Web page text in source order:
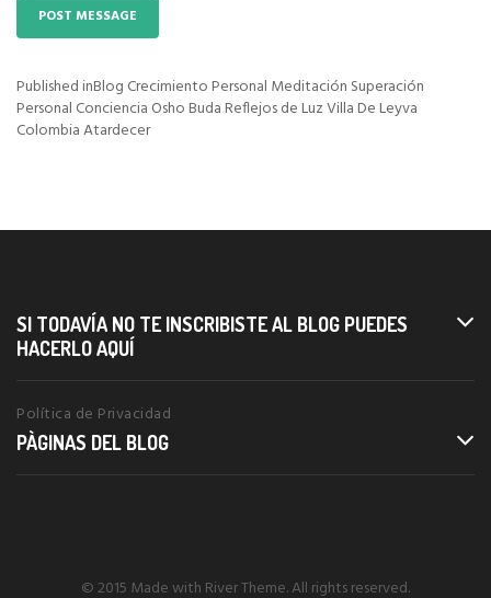
Navigazione
articoli
Published inBlog Crecimiento Personal Meditación Superación
Personal Conciencia Osho Buda Reflejos de Luz Villa De Leyva
Colombia Atardecer
SI TODAVÍA NO TE INSCRIBISTE AL BLOG PUEDES
HACERLO AQUÍ
Política de Privacidad
PÀGINAS DEL BLOG
© 2015 Made with River Theme. All rights reserved.